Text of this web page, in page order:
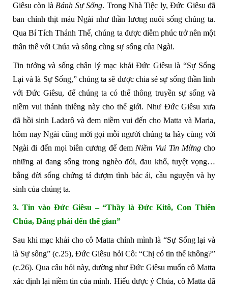
Giêsu còn là Bánh Sự Sống. Trong Nhà Tiệc ly, Đức Giêsu đã
ban chính thịt máu Ngài như thần lương nuôi sống chúng ta.
Qua Bí Tích Thánh Thể, chúng ta được diễm phúc trở nên một
thân thể với Chúa và sống cùng sự sống của Ngài.
Tin tưởng và sống chân lý mạc khải Đức Giêsu là “Sự Sống
Lại và là Sự Sống,” chúng ta sẽ được chia sẻ sự sống thần linh
với Đức Giêsu, để chúng ta có thể thông truyền sự sống và
niềm vui thánh thiêng này cho thế giới. Như Đức Giêsu xưa
đã hồi sinh Ladarô và đem niềm vui đến cho Matta và Maria,
hôm nay Ngài cũng mời gọi mỗi người chúng ta hãy cùng với
Ngài đi đến mọi biên cương để đem Niềm Vui Tin Mừng cho
những ai đang sống trong nghèo đói, đau khổ, tuyệt vọng…
bằng đời sống chứng tá đượm tình bác ái, cầu nguyện và hy
sinh của chúng ta.
3. Tin vào Đức Giêsu – “Thầy là Đức Kitô, Con Thiên
Chúa, Đấng phải đến thế gian”
Sau khi mạc khải cho cô Matta chính mình là “Sự Sống lại và
là Sự sống” (c.25), Đức Giêsu hỏi Cô: “Chị có tin thế không?”
(c.26). Qua câu hỏi này, dường như Đức Giêsu muốn cô Matta
xác định lại niềm tin của mình. Hiểu được ý Chúa, cô Matta đã